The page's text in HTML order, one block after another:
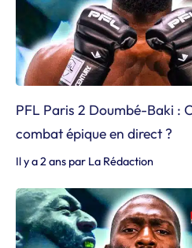
PFL Paris 2 Doumbé-Baki :
combat épique en direct ?
Il y a 2 ans par La Rédaction